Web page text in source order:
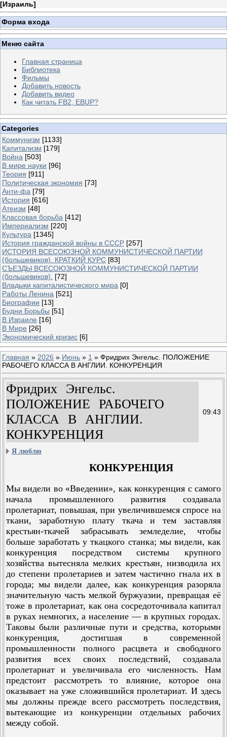
[Израиль]
Форма входа
Меню сайта
Главная страница
Библиотека
Фильмы
Добавить новость
Добавить видео
Как читать FB2, EBUP?
Categories
Коммунизм [1133]
Капитализм [179]
Война [503]
В мире науки [96]
Теория [911]
Политическая экономия [73]
Анти-фа [79]
История [616]
Атеизм [48]
Классовая борьба [412]
Империализм [220]
Культура [1345]
История гражданской войны в СССР [257]
ИСТОРИЯ ВСЕСОЮЗНОЙ КОММУНИСТИЧЕСКОЙ ПАРТИИ
(большевиков). КРАТКИЙ КУРС [83]
СЪЕЗДЫ ВСЕСОЮЗНОЙ КОММУНИСТИЧЕСКОЙ ПАРТИИ
(большевиков).
[72]
Владыки капиталистического мира [0]
Работы Ленина [521]
Биографии [13]
Будни Борьбы [51]
В Израиле [16]
В Мире [26]
Экономический кризис [6]
Главная » 2026 » Июнь » 1 » Фридрих Энгельс. ПОЛОЖЕНИЕ
РАБОЧЕГО КЛАССА В АНГЛИИ. КОНКУРЕНЦИЯ
Фридрих Энгельс.
ПОЛОЖЕНИЕ РАБОЧЕГО
КЛАССА В АНГЛИИ.
КОНКУРЕНЦИЯ
09:43
Я люблю
КОНКУРЕНЦИЯ
Мы видели во «Введении», как конкуренция с самого
начала промышленного развития создавала
пролетариат, повышая, при увеличившемся спросе на
ткани, заработную плату ткача и тем заставляя
крестьян-ткачей забрасывать земледелие, чтобы
больше заработать у ткацкого станка; мы видели, как
конкуренция посредством системы крупного
хозяйства вытесняла мелких крестьян, низводила их
до степени пролетариев и затем частично гнала их в
города; мы видели далее, как конкуренция разоряла
значительную часть мелкой буржуазии, превращая её
тоже в пролетариат, как она сосредоточивала капитал
в руках немногих, а население — в крупных городах.
Таковы были различные пути и средства, которыми
конкуренция, достигшая в современной
промышленности полного расцвета и свободного
развития всех своих последствий, создавала
пролетариат и уве­личивала его численность. Нам
предстоит рассмотреть то влияние, которое она
оказывает на уже сложившийся пролетариат. И здесь
мы должны прежде всего рассмотреть последствия,
вытекающие из конкуренции отдельных рабочих
между собой.